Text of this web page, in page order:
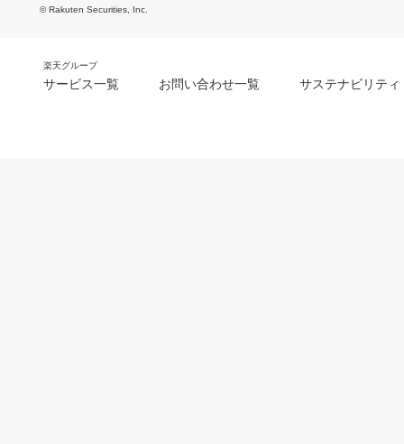
© Rakuten Securities, Inc.
楽天グループ
サービス一覧 お問い合わせ一覧 サステナビリティ